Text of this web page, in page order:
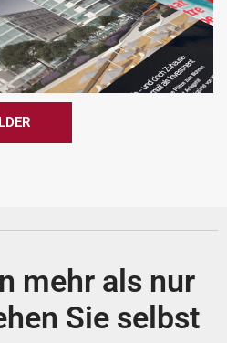
mehr als nur
Sie selbst